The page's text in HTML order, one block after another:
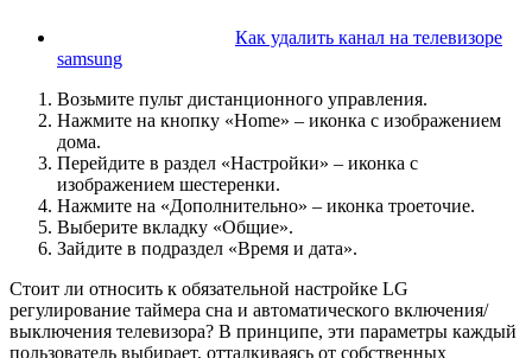
Как удалить канал на телевизоре
samsung
Возьмите пульт дистанционного управления.
Нажмите на кнопку «Home» – иконка с изображением
дома.
Перейдите в раздел «Настройки» – иконка с
изображением шестеренки.
Нажмите на «Дополнительно» – иконка троеточие.
Выберите вкладку «Общие».
Зайдите в подраздел «Время и дата».
Стоит ли относить к обязательной настройке LG
регулирование таймера сна и автоматического включения/
выключения телевизора? В принципе, эти параметры каждый
пользователь выбирает, отталкиваясь от собственных